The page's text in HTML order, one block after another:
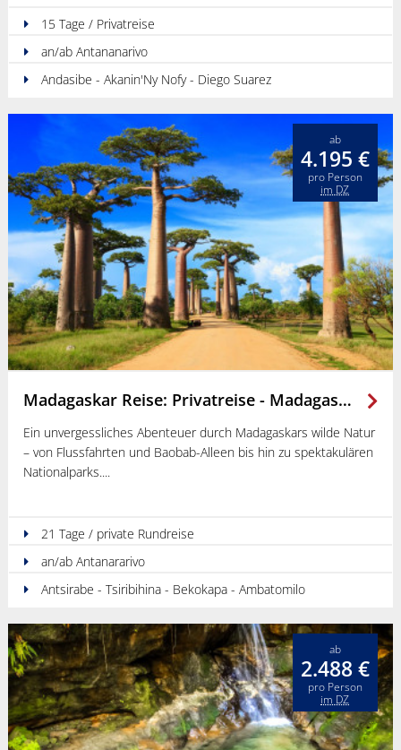
15 Tage / Privatreise
an/ab Antananarivo
Andasibe - Akanin'Ny Nofy - Diego Suarez
Madagaskar Reise: Privatreise - Madagaskar hautnah: Flussabenteuer, Baobabs und Nationalparks
Ein unvergessliches Abenteuer durch Madagaskars wilde Natur
– von Flussfahrten und Baobab-Alleen bis hin zu spektakulären
Nationalparks.
21 Tage / private Rundreise
an/ab Antanararivo
Antsirabe - Tsiribihina - Bekokapa - Ambatomilo
ab
4.195 €
pro Person
im DZ
ab
2.488 €
pro Person
im DZ